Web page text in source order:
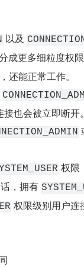
以及
成更多细粒度权
还能正常工作。
也会被立即断开。
权限
，拥有
权限级别用户连